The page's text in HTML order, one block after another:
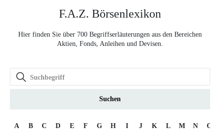
F.A.Z. Börsenlexikon
Hier finden Sie über 700 Begriffserläuterungen aus den Bereichen
Aktien, Fonds, Anleihen und Devisen.
Suchen
A B C D E F G H I J K L M N O